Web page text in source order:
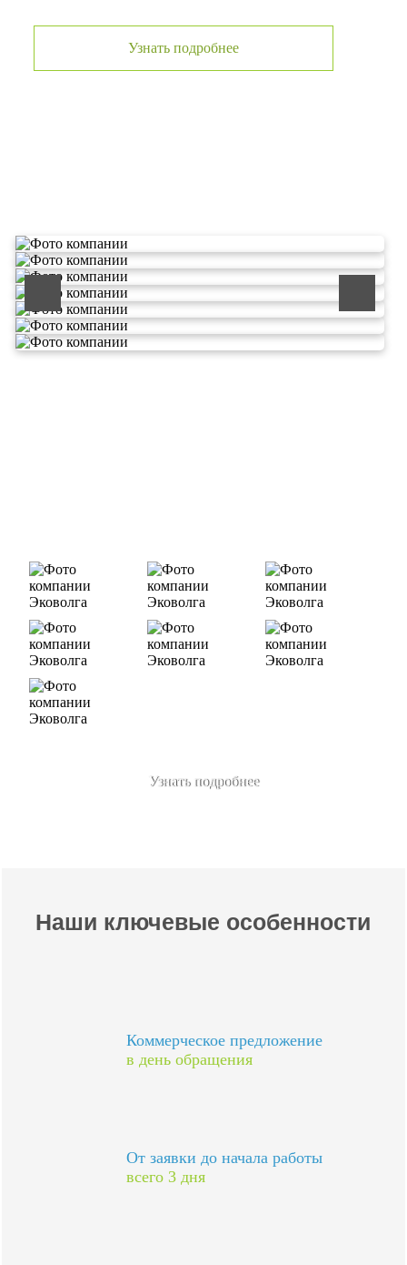
Узнать подробнее
ООО «ЭКОВОЛГА» является современной и
Узнать подробнее
Наши ключевые особенности
Коммерческое предложение
в день обращения
От заявки до начала работы
всего 3 дня